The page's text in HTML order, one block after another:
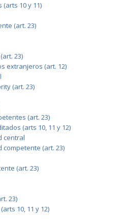
10 y 11)
(art. 23)
23)
extranjeros (art. 12)
(art. 23)
(art. 23)
(arts 10, 11 y 12)
central
(art. 23)
(art. 23)
23)
10, 11 y 12)